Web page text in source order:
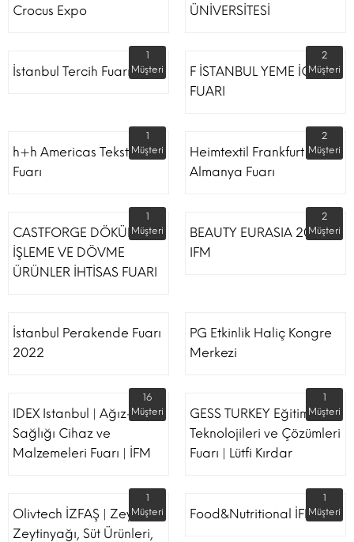
Crocus Expo
ÜNİVERSİTESİ
İstanbul Tercih Fuarı
1
Müşteri
F İSTANBUL YEME İÇME
FUARI
2
Müşteri
h+h Americas Tekstil
Fuarı
1
Müşteri
Heimtextil Frankfurt
Almanya Fuarı
2
Müşteri
CASTFORGE DÖKÜM,
İŞLEME VE DÖVME
ÜRÜNLER İHTİSAS FUARI
1
Müşteri
BEAUTY EURASIA 2022
IFM
2
Müşteri
İstanbul Perakende Fuarı
2022
PG Etkinlik Haliç Kongre
Merkezi
IDEX Istanbul | Ağız-Diş
Sağlığı Cihaz ve
Malzemeleri Fuarı | İFM
16
Müşteri
GESS TURKEY Eğitim
Teknolojileri ve Çözümleri
Fuarı | Lütfi Kırdar
1
Müşteri
Olivtech İZFAŞ | Zeytin,
Zeytinyağı, Süt Ürünleri,
1
Müşteri
Food&Nutritional İFM
1
Müşteri